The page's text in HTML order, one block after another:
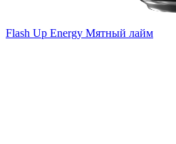
Flash Up Energy Мятный лайм